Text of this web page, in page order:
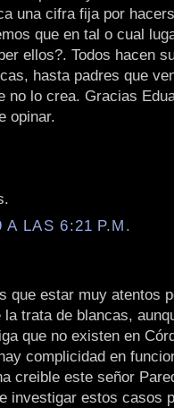
una cifra fija por
que en tal o cual
ellos?. Todos hacen
hasta padres que
no lo crea. Gracias
opinar.
A LAS 6:21 P.M.
que estar muy atentos
trata de blancas,
que no existen en
complicidad en
creible este señor
investigar estos casos